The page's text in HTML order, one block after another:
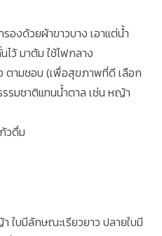
องด้วยผ้าขาวบาง เอาแต่น้ำ
ไว้ มาต้ม ใช้ไฟกลาง
ตามชอบ (เพื่อสุขภาพที่ดี เลือก
รรมชาติแทนน้ำตาล เช่น หญ้า
วดื่ม
ใบมีลักษณะเรียวยาว ปลายใบมี